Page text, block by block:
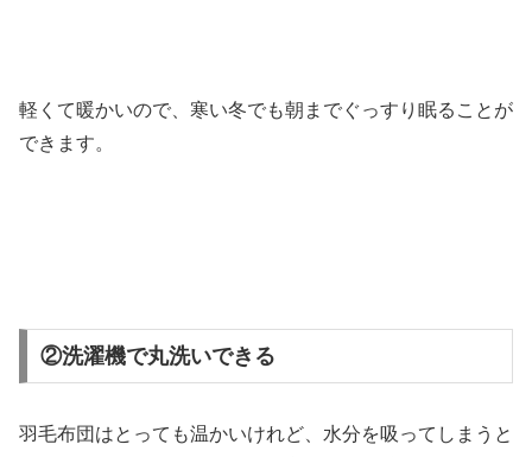
軽くて暖かいので、寒い冬でも朝までぐっすり眠ることが
できます。
②洗濯機で丸洗いできる
羽毛布団はとっても温かいけれど、水分を吸ってしまうと